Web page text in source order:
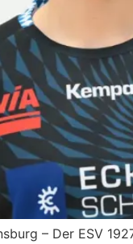
– Der ESV